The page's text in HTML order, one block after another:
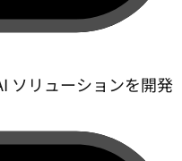
ソリューションを開発